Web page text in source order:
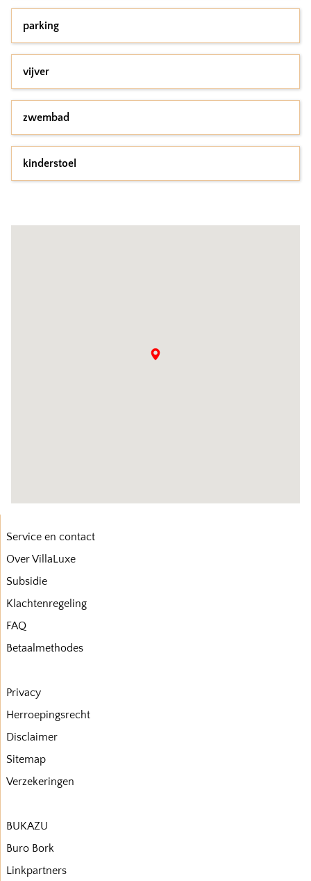
parking
vijver
zwembad
kinderstoel
Service en contact
Over VillaLuxe
Subsidie
Klachtenregeling
FAQ
Betaalmethodes
Privacy
Herroepingsrecht
Disclaimer
Sitemap
Verzekeringen
BUKAZU
Buro Bork
Linkpartners